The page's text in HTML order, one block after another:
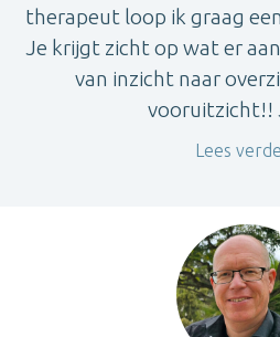
therapeut loop ik graag
Je krijgt zicht op wat er
van inzicht naar
vooruitzicht!!
Lees